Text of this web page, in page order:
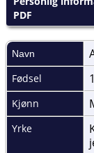
PDF
Navn
Fødsel
Kjønn
Yrke